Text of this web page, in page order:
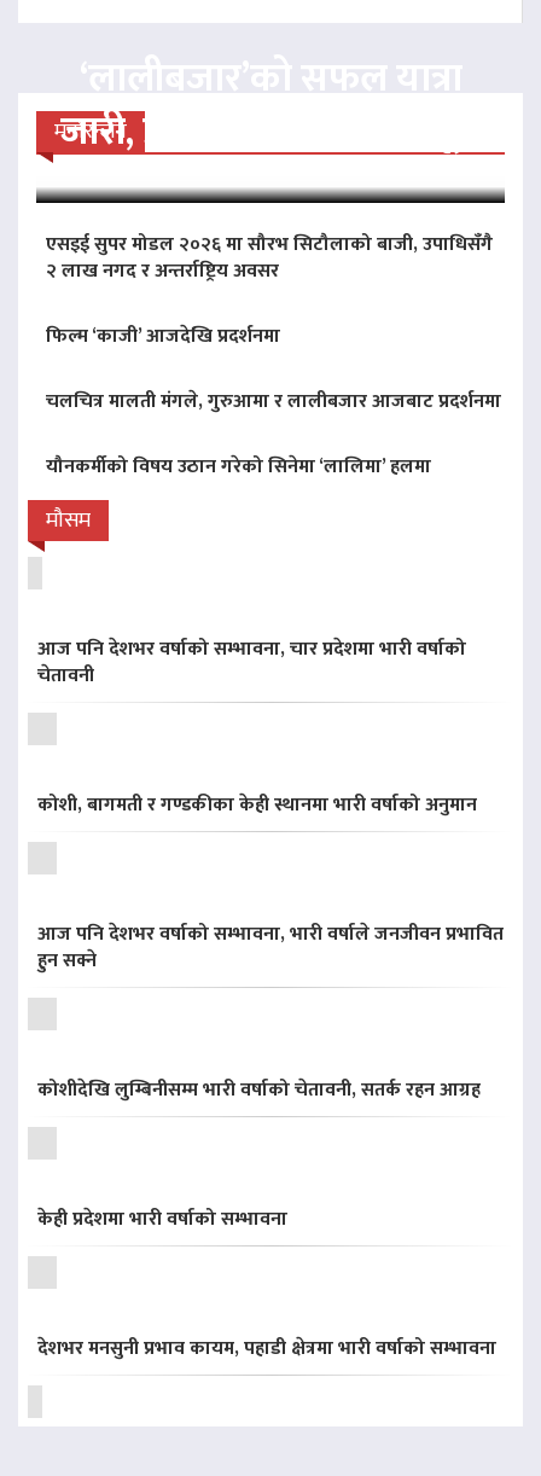
मनोरन्जन
जारी, प्रदर्शनको ५१औँ दिन पूरा
एसइई सुपर मोडल २०२६ मा सौरभ सिटौलाको बाजी, उपाधिसँगै
२ लाख नगद र अन्तर्राष्ट्रिय अवसर
फिल्म ‘काजी’ आजदेखि प्रदर्शनमा
चलचित्र मालती मंगले, गुरुआमा र लालीबजार आजबाट प्रदर्शनमा
यौनकर्मीको विषय उठान गरेको सिनेमा ‘लालिमा’ हलमा
मौसम
आज पनि देशभर वर्षाको सम्भावना, चार प्रदेशमा भारी वर्षाको
चेतावनी
कोशी, बागमती र गण्डकीका केही स्थानमा भारी वर्षाको अनुमान
आज पनि देशभर वर्षाको सम्भावना, भारी वर्षाले जनजीवन प्रभावित
हुन सक्ने
कोशीदेखि लुम्बिनीसम्म भारी वर्षाको चेतावनी, सतर्क रहन आग्रह
केही प्रदेशमा भारी वर्षाको सम्भावना
देशभर मनसुनी प्रभाव कायम, पहाडी क्षेत्रमा भारी वर्षाको सम्भावना